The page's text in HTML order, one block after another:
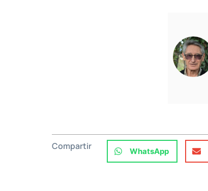
Compartir WhatsApp